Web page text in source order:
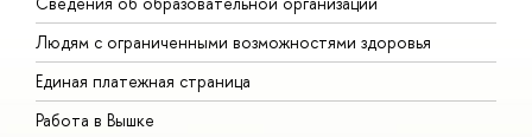
Людям с ограниченными возможностями здоровья
Единая платежная страница
Работа в Вышке